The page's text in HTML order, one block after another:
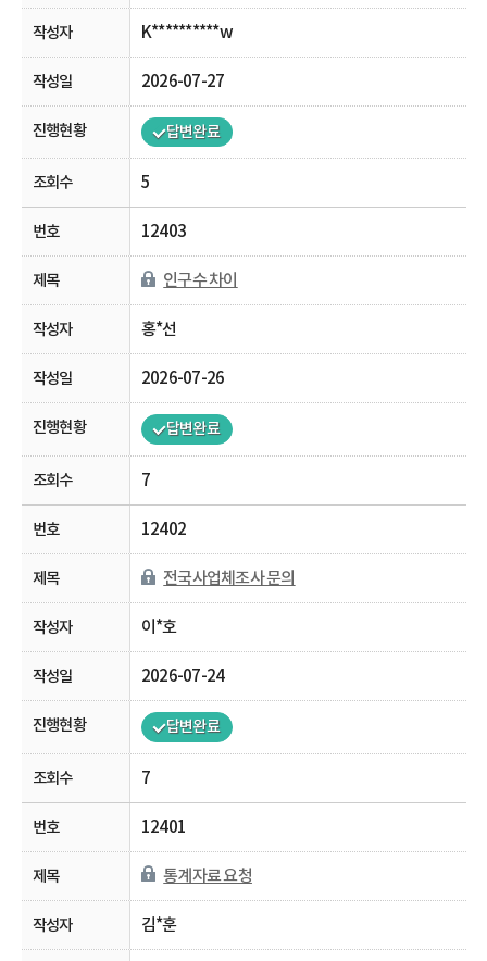
K**********w
2026-07-27
답변완료
5
12403
인구수 차이
홍*선
2026-07-26
답변완료
7
12402
전국사업체조사 문의
이*호
2026-07-24
답변완료
7
12401
통계자료 요청
김*훈